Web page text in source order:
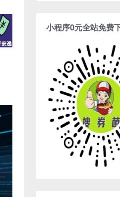
小程序0元全站免费